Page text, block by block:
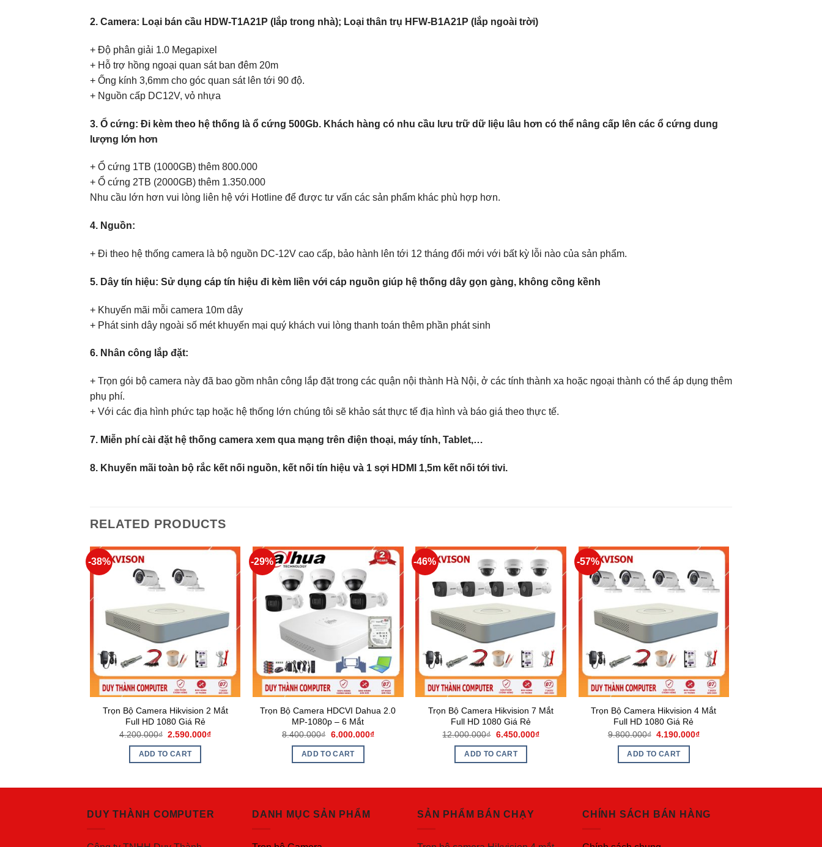
2. Camera: Loại bán cầu HDW-T1A21P (lắp trong nhà); Loại thân trụ HFW-B1A21P (lắp ngoài trời)
+ Độ phân giải 1.0 Megapixel
+ Hỗ trợ hồng ngoại quan sát ban đêm 20m
+ Ống kính 3,6mm cho góc quan sát lên tới 90 độ.
+ Nguồn cấp DC12V, vỏ nhựa
3. Ổ cứng: Đi kèm theo hệ thống là ổ cứng 500Gb. Khách hàng có nhu cầu lưu trữ dữ liệu lâu hơn có thể nâng cấp lên các ổ cứng dung
lượng lớn hơn
+ Ổ cứng 1TB (1000GB) thêm 800.000
+ Ổ cứng 2TB (2000GB) thêm 1.350.000
Nhu cầu lớn hơn vui lòng liên hệ với Hotline để được tư vấn các sản phẩm khác phù hợp hơn.
4. Nguồn:
+ Đi theo hệ thống camera là bộ nguồn DC-12V cao cấp, bảo hành lên tới 12 tháng đổi mới với bất kỳ lỗi nào của sản phẩm.
5. Dây tín hiệu: Sử dụng cáp tín hiệu đi kèm liền với cáp nguồn giúp hệ thống dây gọn gàng, không cồng kềnh
+ Khuyến mãi mỗi camera 10m dây
+ Phát sinh dây ngoài số mét khuyến mại quý khách vui lòng thanh toán thêm phần phát sinh
6. Nhân công lắp đặt:
+ Trọn gói bộ camera này đã bao gồm nhân công lắp đặt trong các quận nội thành Hà Nội, ở các tính thành xa hoặc ngoại thành có thể áp dụng thêm
phụ phí.
+ Với các địa hình phức tạp hoặc hệ thống lớn chúng tôi sẽ khảo sát thực tế địa hình và báo giá theo thực tế.
7. Miễn phí cài đặt hệ thống camera xem qua mạng trên điện thoại, máy tính, Tablet,…
8. Khuyến mãi toàn bộ rắc kết nối nguồn, kết nối tín hiệu và 1 sợi HDMI 1,5m kết nối tới tivi.
RELATED PRODUCTS
-38%
Trọn Bộ Camera Hikvision 2 Mắt
Full HD 1080 Giá Rẻ
4.200.000₫ 2.590.000₫
ADD TO CART
-29%
Trọn Bộ Camera HDCVI Dahua 2.0
MP-1080p – 6 Mắt
8.400.000₫ 6.000.000₫
ADD TO CART
-46%
Trọn Bộ Camera Hikvision 7 Mắt
Full HD 1080 Giá Rẻ
12.000.000₫ 6.450.000₫
ADD TO CART
-57%
Trọn Bộ Camera Hikvision 4 Mắt
Full HD 1080 Giá Rẻ
9.800.000₫ 4.190.000₫
ADD TO CART
DUY THÀNH COMPUTER DANH MỤC SẢN PHẨM SẢN PHẨM BÁN CHẠY CHÍNH SÁCH BÁN HÀNG